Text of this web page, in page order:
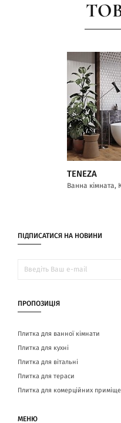
TENEZA
Ванна кімната,
ПІДПИСАТИСЯ НА НОВИНИ
ПРОПОЗИЦІЯ
Плитка для ванної кімнати
Плитка для кухні
Плитка для вітальні
Плитка для тераси
Плитка для комерційних
МЕНЮ